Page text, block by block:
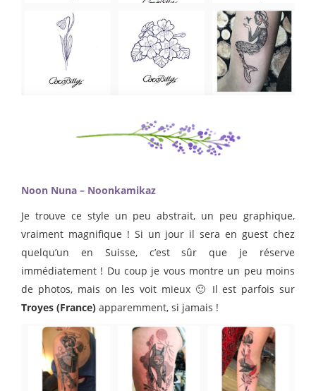
Noon Nuna – Noonkamikaz
Je trouve ce style un peu abstrait, un peu graphique,
vraiment magnifique ! Si un jour il sera en guest chez
quelqu’un en Suisse, c’est sûr que je réserve
immédiatement ! Du coup je vous montre un peu moins
de photos, mais on les voit mieux 🙂 Il est parfois sur
Troyes (France) apparemment, si jamais !